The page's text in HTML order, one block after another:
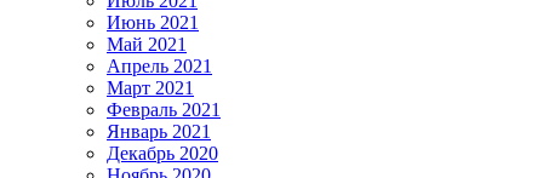
Июнь 2021
Май 2021
Апрель 2021
Март 2021
Февраль 2021
Январь 2021
Декабрь 2020